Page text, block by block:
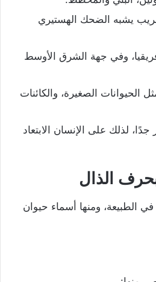
يشبه الضحك الهستيري
وفي جهة الشرق الأوسط
الحيوانات الصغيرة، والكائنات
لذلك على الإنسان الابتعاد
الذال
الطبيعة، ومنها أسماء حيوان